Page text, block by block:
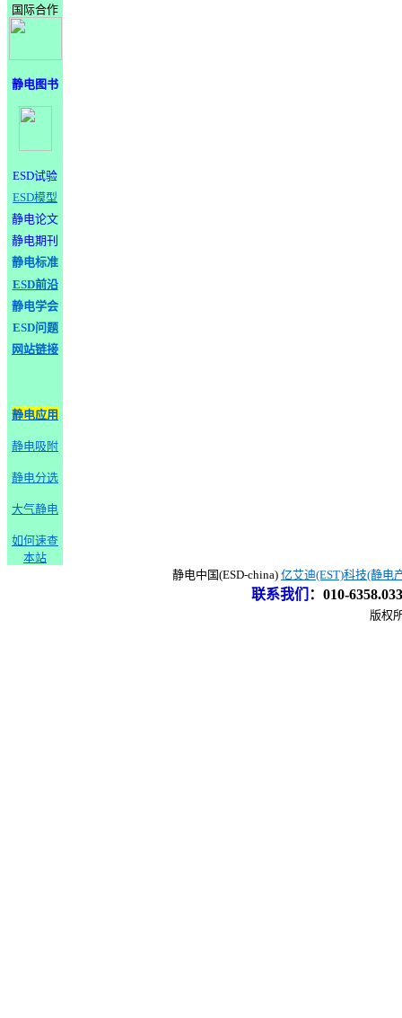
国际合作
静电图书
ESD试验
ESD模型
静电论文
静电期刊
静电标准
ESD前沿
静电学会
ESD问题
网站链接
静电应用
静电吸附
静电分选
大气静电
如何速查
本站
静电中国(ESD-china) 亿艾迪(EST)科技(静电
联系我们 ： 010-
版权